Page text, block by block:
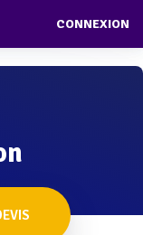
CONNEXION